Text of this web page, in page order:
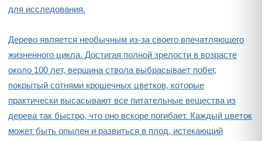
для исследования.
Дерево является необычным из-за своего впечатляющего
жизненного цикла. Достигая полной зрелости в возрасте
около 100 лет, вершина ствола выбрасывает побег,
покрытый сотнями крошечных цветков, которые
практически высасывают все питательные вещества из
дерева так быстро, что оно вскоре погибает. Каждый цветок
может быть опылен и развиться в плод, истекающий